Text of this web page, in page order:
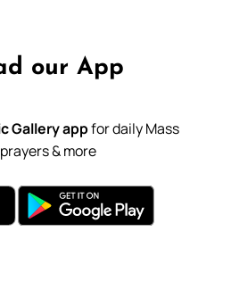
our App
Gallery appfor daily Mass
& more